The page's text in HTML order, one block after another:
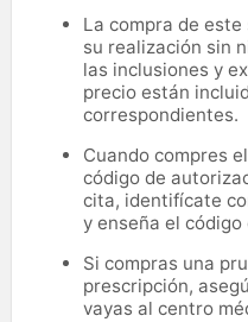
La compra de
su realización sin
las inclusiones y
precio están
correspondientes.
Cuando compres
código de
cita, identifícate
y enseña el
Si compras una
prescripción,
vayas al centro